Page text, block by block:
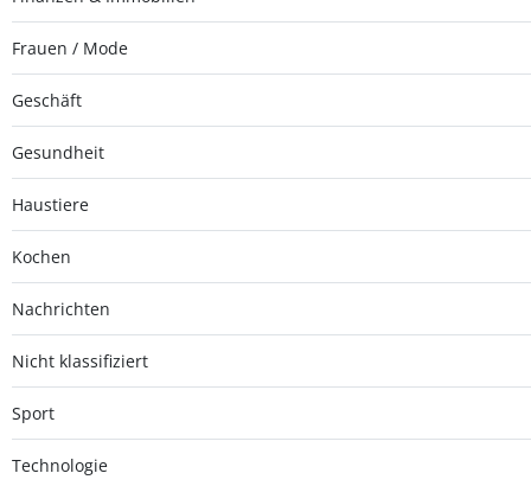
Frauen / Mode
Geschäft
Gesundheit
Haustiere
Kochen
Nachrichten
Nicht klassifiziert
Sport
Technologie